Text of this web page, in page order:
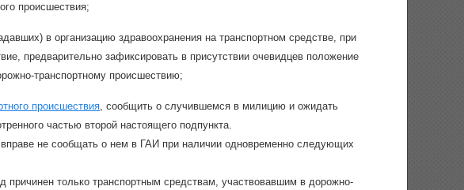
происшествия;
в организацию здравоохранения на транспортном средстве, при
предварительно зафиксировать в присутствии очевидцев положение
транспортному происшествию;
происшествия, сообщить о случившемся в милицию и ожидать
частью второй настоящего подпункта.
не сообщать о нем в ГАИ при наличии одновременно следующих
причинен только транспортным средствам, участвовавшим в дорожно-